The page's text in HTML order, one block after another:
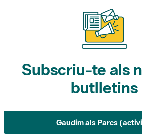
Subscriu-te als
butlletins
L'Informatiu dels